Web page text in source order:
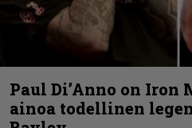
Paul Di’Anno on
ainoa todellinen